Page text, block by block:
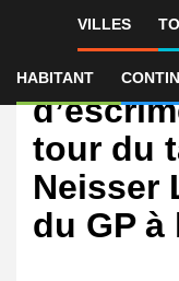
VILLES
HABITANT
International
Coupe
tour du
Neisser
du GP à